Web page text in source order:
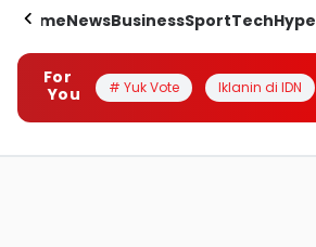
HomeNewsBusinessSportTechHype
For
You
# Yuk Vote Iklanin di IDN